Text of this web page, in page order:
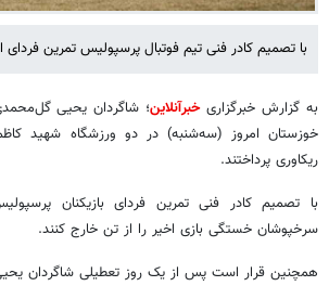
با تصمیم کادر فنی تیم فوتبال پرسپولیس تمرین
به گزارش خبرگزاریخبرآنلاین؛ شاگردان یحیی
خوزستان امروز (سه‌شنبه) در دو ورزشگاه شهید
ریکاوری پرداختند.
با تصمیم کادر فنی تمرین فردای بازیکنان
سرخپوشان خستگی بازی اخیر را از تن خارج کنند.
همچنین قرار است پس از یک روز تعطیلی شاگردان